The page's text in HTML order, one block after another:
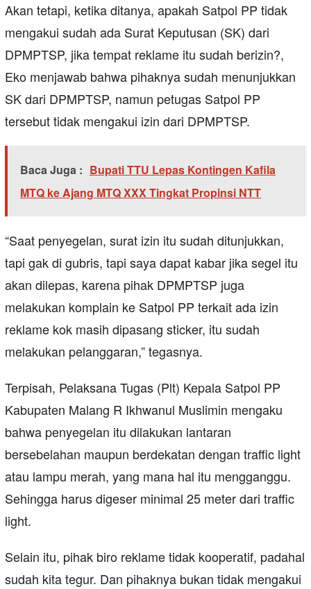
Akan tetapi, ketika ditanya, apakah Satpol PP tidak
mengakui sudah ada Surat Keputusan (SK) dari
DPMPTSP, jika tempat reklame itu sudah berizin?,
Eko menjawab bahwa pihaknya sudah menunjukkan
SK dari DPMPTSP, namun petugas Satpol PP
tersebut tidak mengakui izin dari DPMPTSP.
Baca Juga : Bupati TTU Lepas Kontingen Kafila
MTQ ke Ajang MTQ XXX Tingkat Propinsi NTT
“Saat penyegelan, surat izin itu sudah ditunjukkan,
tapi gak di gubris, tapi saya dapat kabar jika segel itu
akan dilepas, karena pihak DPMPTSP juga
melakukan komplain ke Satpol PP terkait ada izin
reklame kok masih dipasang sticker, itu sudah
melakukan pelanggaran,” tegasnya.
Terpisah, Pelaksana Tugas (Plt) Kepala Satpol PP
Kabupaten Malang R Ikhwanul Muslimin mengaku
bahwa penyegelan itu dilakukan lantaran
bersebelahan maupun berdekatan dengan traffic light
atau lampu merah, yang mana hal itu mengganggu.
Sehingga harus digeser minimal 25 meter dari traffic
light.
Selain itu, pihak biro reklame tidak kooperatif, padahal
sudah kita tegur. Dan pihaknya bukan tidak mengakui